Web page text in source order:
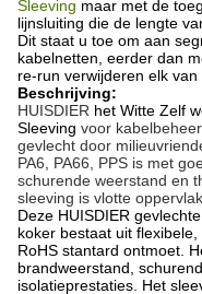
Sleeving maar met de
lijnsluiting die de lengte
Dit staat u toe om aan
kabelnetten, eerder dan
re-run verwijderen elk van
Beschrijving:
HUISDIER het Witte Zelf
Sleeving voor
gevlecht door
PA6, PA66, PPS is met
schurende weerstand en
sleeving is vlotte
Deze HUISDIER
koker bestaat uit
RoHS stantard ontmoet.
brandweerstand,
isolatieprestaties. Het